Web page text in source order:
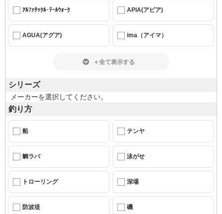
ｱﾙﾌｧﾀｯｸﾙ･ﾃｰﾙｳｫｰｸ APIA(アピア)
AGUA(アグア) ima（アイマ）
＋全て表示する
シリーズ
メーカーを選択してください。
釣り方
船 テンヤ
鯛ラバ 泳がせ
トローリング 深場
防波堤 磯